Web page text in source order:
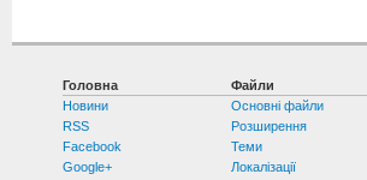
Головна
Новини
RSS
Facebook
Google+
Файли
Основні файли
Розширення
Теми
Локалізації